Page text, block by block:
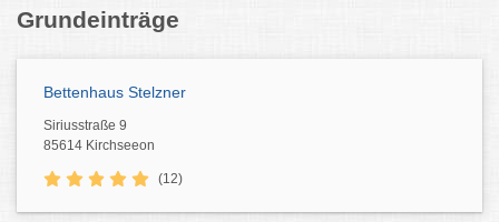
Grundeinträge
Bettenhaus Stelzner
Siriusstraße 9
85614 Kirchseeon
(12)